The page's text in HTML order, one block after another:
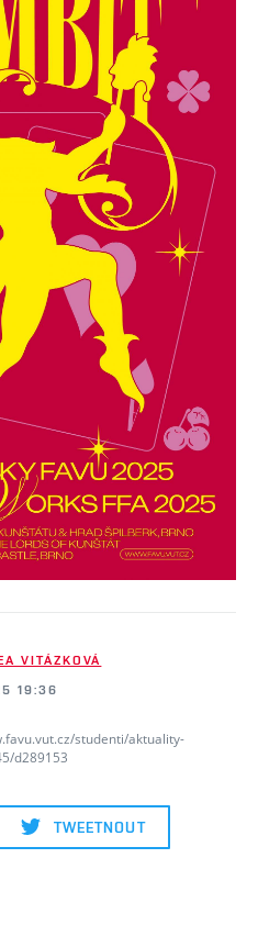
VITÁZKOVÁ
19:36
studenti/aktuality-
d289153
TWEETNOUT